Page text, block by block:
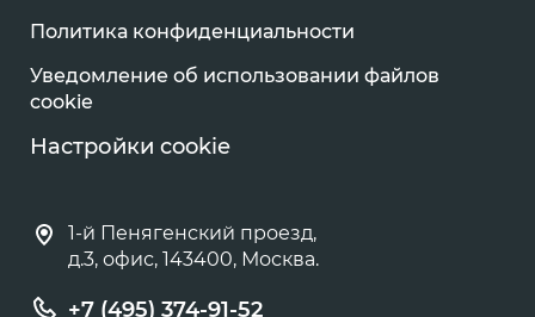
Политика конфиденциальности
Уведомление об использовании файлов
cookie
Настройки cookie
1-й Пенягенский проезд,
д.3, офис, 143400, Москва.
+7 (495) 374-91-52